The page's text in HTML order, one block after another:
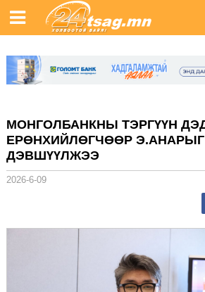
МОНГОЛБАНКНЫ ТЭРГҮҮН
ЕРӨНХИЙЛӨГЧӨӨР
ДЭВШҮҮЛЖЭЭ
2026-6-09